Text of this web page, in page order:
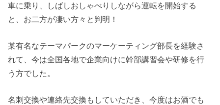
車に乗り、しばしおしゃべりしながら運転を開始する
と、お二方が凄い方々と判明！
某有名なテーマパークのマーケーティング部長を経験さ
れて、今は全国各地で企業向けに幹部講習会や研修を行
う方でした。
名刺交換や連絡先交換もしていただき、今度はお酒でも